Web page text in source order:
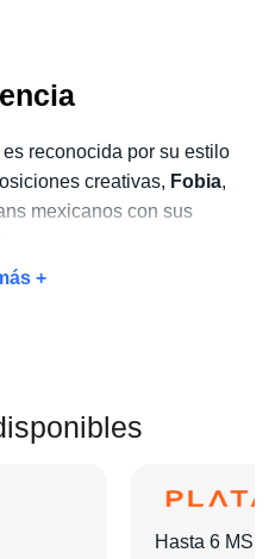
reconocida por su estilo
creativas, Fobia,
mexicanos con sus
traslados, tours,
selecciona el hotel que
extras que desees.
+
Hasta 6 MSI